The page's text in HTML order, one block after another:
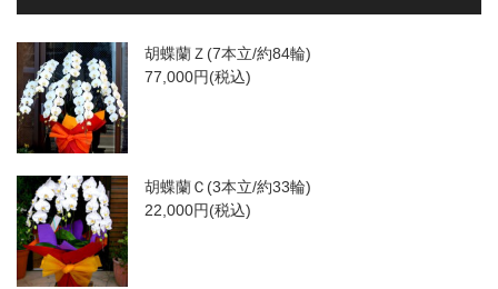
胡蝶蘭Ｚ(7本立/約84輪)
77,000円(税込)
胡蝶蘭Ｃ(3本立/約33輪)
22,000円(税込)